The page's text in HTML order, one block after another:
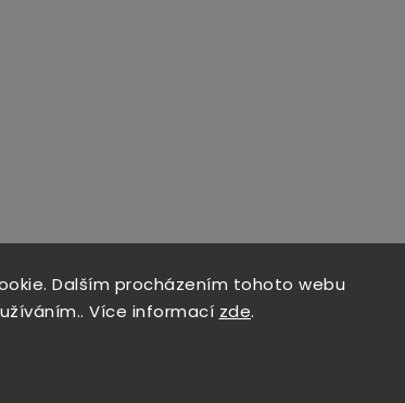
Dalším procházením tohoto webu
Více informací zde.